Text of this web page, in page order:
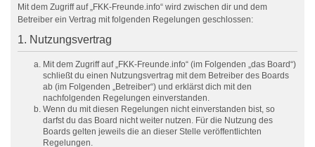
Mit dem Zugriff auf „FKK-Freunde.info“ wird zwischen dir und dem
Betreiber ein Vertrag mit folgenden Regelungen geschlossen:
1. Nutzungsvertrag
Mit dem Zugriff auf „FKK-Freunde.info“ (im Folgenden „das Board“)
schließt du einen Nutzungsvertrag mit dem Betreiber des Boards
ab (im Folgenden „Betreiber“) und erklärst dich mit den
nachfolgenden Regelungen einverstanden.
Wenn du mit diesen Regelungen nicht einverstanden bist, so
darfst du das Board nicht weiter nutzen. Für die Nutzung des
Boards gelten jeweils die an dieser Stelle veröffentlichten
Regelungen.